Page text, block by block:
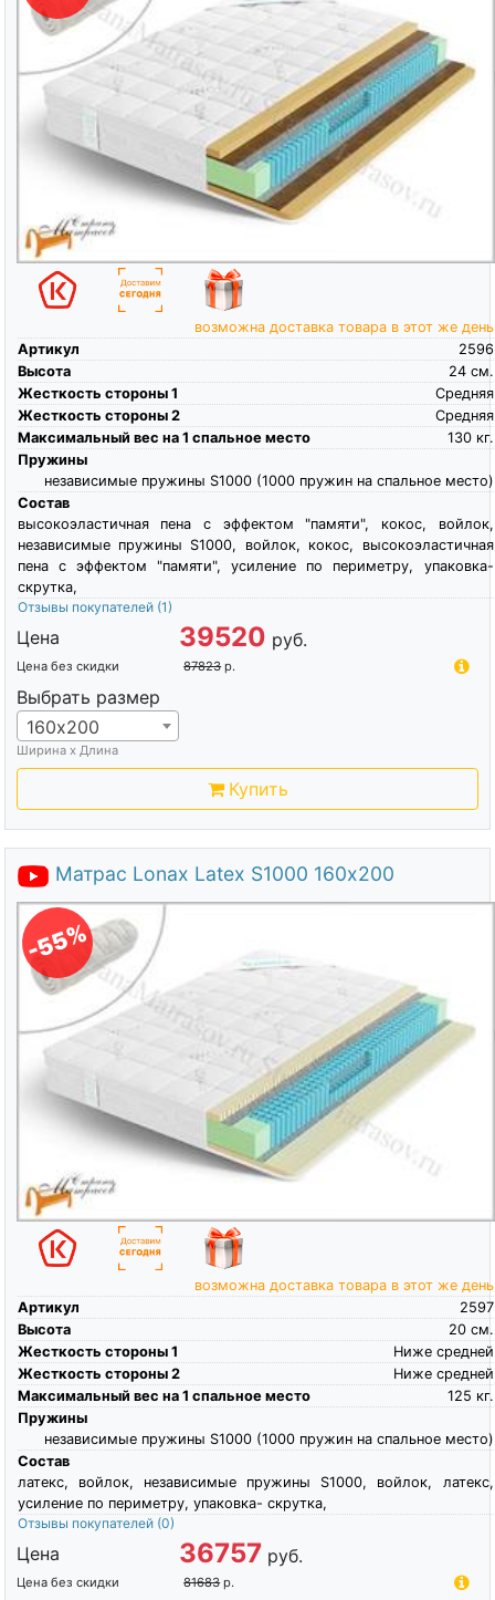
возможна доставка товара в этот же день
Артикул
2596
Высота
см.
24
Жесткость стороны 1
Средняя
Жесткость стороны 2
Средняя
Максимальный вес на 1 спальное место
кг.
130
Пружины
независимые пружины S1000 (1000 пружин на спальное место)
Состав
высокоэластичная пена c эффектом "памяти", кокос, войлок,
независимые пружины S1000, войлок, кокос, высокоэластичная
пена c эффектом "памяти", усиление по периметру, упаковка-
скрутка,
Отзывы покупателей (1)
Цена 39520 руб.
Цена без скидки 87823 р.
Выбрать размер
160х200
Ширина х Длина
Купить
Матрас Lonax Latex S1000 160х200
-55%
возможна доставка товара в этот же день
Артикул
2597
Высота
см.
20
Жесткость стороны 1
Ниже средней
Жесткость стороны 2
Ниже средней
Максимальный вес на 1 спальное место
кг.
125
Пружины
независимые пружины S1000 (1000 пружин на спальное место)
Состав
латекс, войлок, независимые пружины S1000, войлок, латекс,
усиление по периметру, упаковка- скрутка,
Отзывы покупателей (0)
Цена 36757 руб.
Цена без скидки 81683 р.